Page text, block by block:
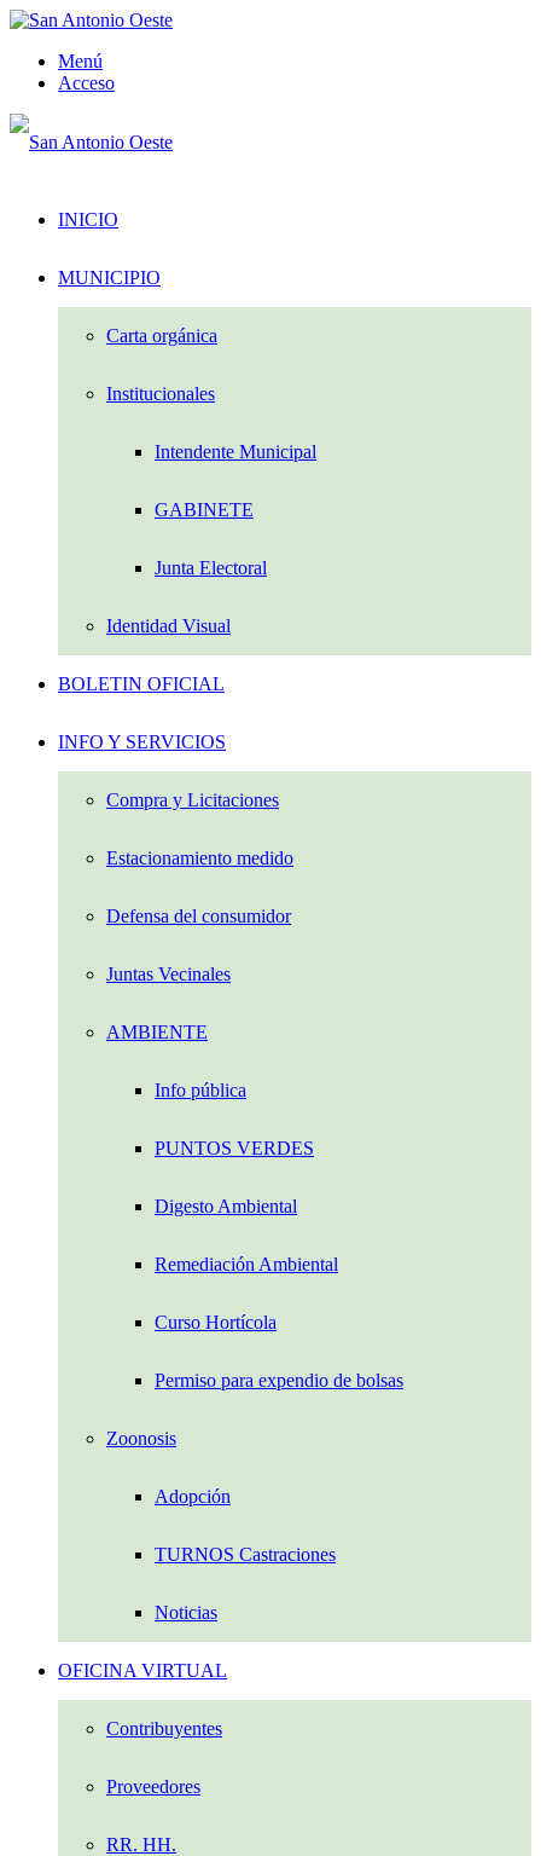
Menú
Acceso
INICIO
MUNICIPIO
Carta orgánica
Institucionales
Intendente Municipal
GABINETE
Junta Electoral
Identidad Visual
BOLETIN OFICIAL
INFO Y SERVICIOS
Compra y Licitaciones
Estacionamiento medido
Defensa del consumidor
Juntas Vecinales
AMBIENTE
Info pública
PUNTOS VERDES
Digesto Ambiental
Remediación Ambiental
Curso Hortícola
Permiso para expendio de bolsas
Zoonosis
Adopción
TURNOS Castraciones
Noticias
OFICINA VIRTUAL
Contribuyentes
Proveedores
RR. HH.